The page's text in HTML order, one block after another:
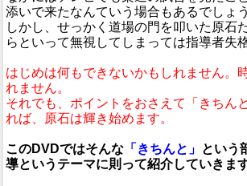
添いで来たなんていう場合もあるでしょう
しかし、せっかく道場の門を叩いた原石
らといって無視してしまっては指導者失
はじめは何もできないかもしれません。
れません。
それでも、ポイントをおさえて「きちん
れば、原石は輝き始めます。
このDVDではそんな 「きちんと」 という
導というテーマに則って紹介していきます